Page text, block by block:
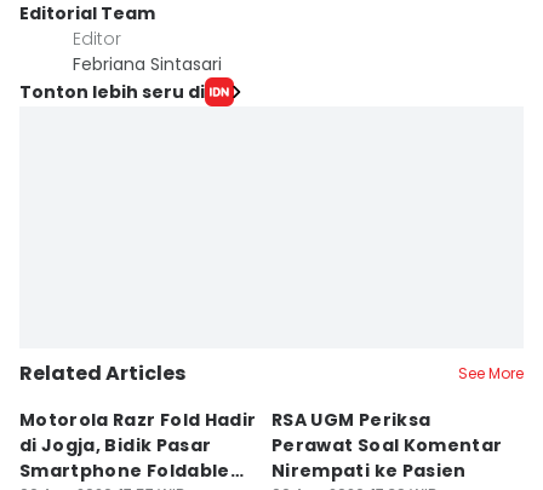
Editorial Team
Editor
Febriana Sintasari
Tonton lebih seru di
Related Articles See More
Motorola Razr Fold Hadir
di Jogja, Bidik Pasar
Smartphone Foldable
RSA UGM Periksa
Perawat Soal Komentar
Nirempati ke Pasien